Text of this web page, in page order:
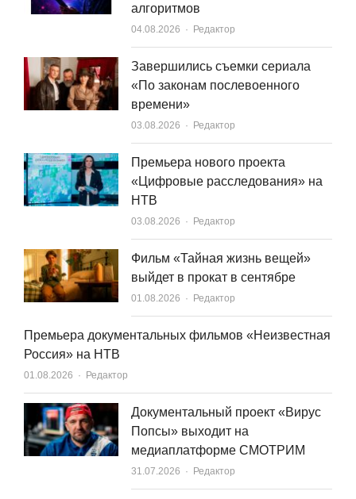
алгоритмов
04.08.2026 Author
Редактор
Завершились съемки сериала
«По законам послевоенного
времени»
03.08.2026 Author
Редактор
Премьера нового проекта
«Цифровые расследования» на
НТВ
03.08.2026 Author
Редактор
Фильм «Тайная жизнь вещей»
выйдет в прокат в сентябре
01.08.2026 Author
Редактор
Премьера документальных фильмов «Неизвестная
Россия» на НТВ
01.08.2026 Author
Редактор
Документальный проект «Вирус
Попсы» выходит на
медиаплатформе СМОТРИМ
31.07.2026 Author
Редактор